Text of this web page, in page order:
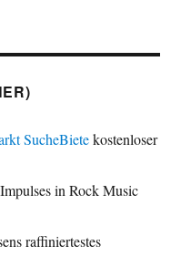
SucheBietekostenloser
in Rock Music
raffiniertestes